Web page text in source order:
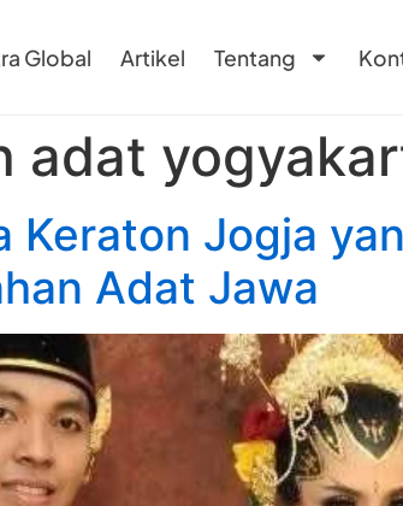
Global Artikel Tentang
adat
Keraton Jogja
Adat Jawa